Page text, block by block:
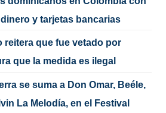
y tarjetas bancarias
reitera que fue vetado por
que la medida es ilegal
se suma a Don Omar, Beéle,
La Melodía, en el Festival